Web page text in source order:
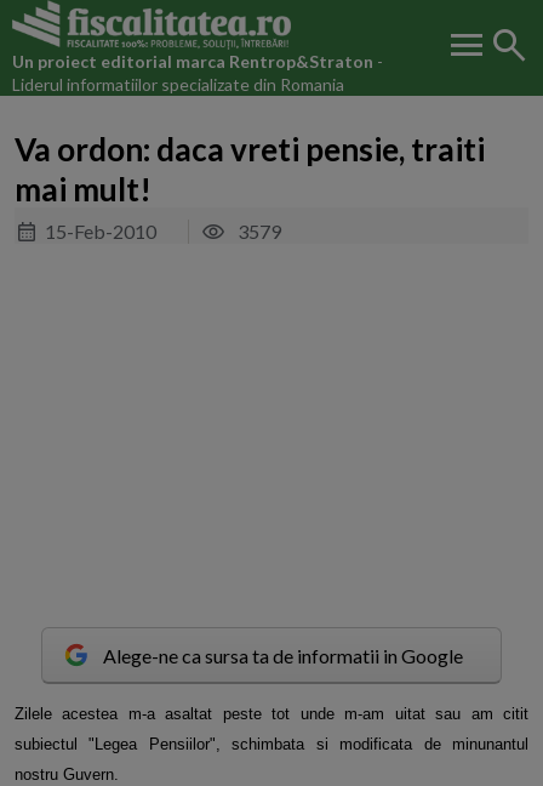
Un proiect editorial marca Rentrop&Straton -
Liderul informatiilor specializate din Romania
menu search
Va ordon: daca vreti pensie, traiti
mai mult!
15-Feb-2010 3579
Alege-ne ca sursa ta de informatii in Google
Zilele acestea m-a asaltat peste tot unde m-am uitat sau am citit
subiectul "Legea Pensiilor", schimbata si modificata de minunantul
nostru Guvern.